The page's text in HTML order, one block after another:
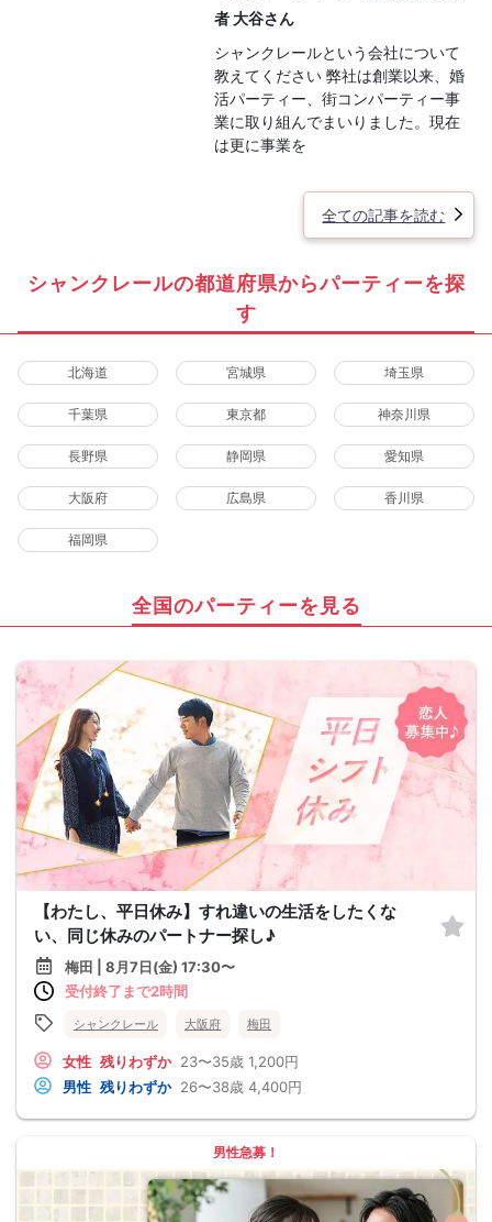
者 大谷さん
シャンクレールという会社について
教えてください 弊社は創業以来、婚
活パーティー、街コンパーティー事
業に取り組んでまいりました。現在
は更に事業を
全ての記事を読む
シャンクレールの都道府県からパーティーを探
す
北海道 宮城県 埼玉県
千葉県 東京都 神奈川県
長野県 静岡県 愛知県
大阪府 広島県 香川県
福岡県
全国のパーティーを見る
【わたし、平日休み】すれ違いの生活をしたくな
い、同じ休みのパートナー探し♪
梅田 | 8月7日(金) 17:30〜
受付終了まで2時間
シャンクレール 大阪府 梅田
女性 残りわずか 23〜35歳 1,200円
男性 残りわずか 26〜38歳 4,400円
男性急募！